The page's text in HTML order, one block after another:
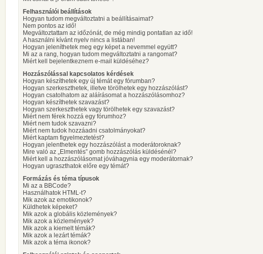
Felhasználói beállítások
Hogyan tudom megváltoztatni a beállításaimat?
Nem pontos az idő!
Megváltoztattam az időzónát, de még mindig pontatlan az idő!
A használni kívánt nyelv nincs a listában!
Hogyan jeleníthetek meg egy képet a nevemmel együtt?
Mi az a rang, hogyan tudom megváltoztatni a rangomat?
Miért kell bejelentkeznem e-mail küldéséhez?
Hozzászólással kapcsolatos kérdések
Hogyan készíthetek egy új témát egy fórumban?
Hogyan szerkeszthetek, illetve törölhetek egy hozzászólást?
Hogyan csatolhatom az aláírásomat a hozzászólásomhoz?
Hogyan készíthetek szavazást?
Hogyan szerkeszthetek vagy törölhetek egy szavazást?
Miért nem férek hozzá egy fórumhoz?
Miért nem tudok szavazni?
Miért nem tudok hozzáadni csatolmányokat?
Miért kaptam figyelmeztetést?
Hogyan jelenthetek egy hozzászólást a moderátoroknak?
Mire való az „Elmentés” gomb hozzászólás küldésénél?
Miért kell a hozzászólásomat jóváhagynia egy moderátornak?
Hogyan ugraszthatok előre egy témát?
Formázás és téma típusok
Mi az a BBCode?
Használhatok HTML-t?
Mik azok az emotikonok?
Küldhetek képeket?
Mik azok a globális közlemények?
Mik azok a közlemények?
Mik azok a kiemelt témák?
Mik azok a lezárt témák?
Mik azok a téma ikonok?